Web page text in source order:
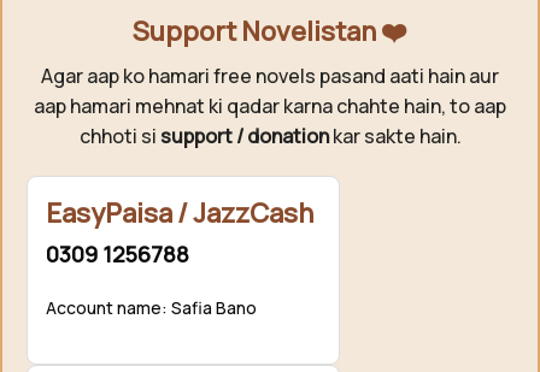
Support Novelistan ❤️
Agar aap ko hamari free novels pasand aati hain aur
aap hamari mehnat ki qadar karna chahte hain, to aap
chhoti si support / donationkar sakte hain.
EasyPaisa / JazzCash
0309 1256788
Account name: Safia Bano